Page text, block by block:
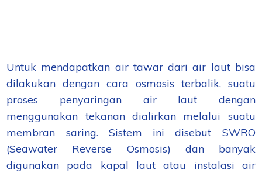
Untuk mendapatkan air tawar dari air laut bisa
dilakukan dengan cara osmosis terbalik, suatu
proses penyaringan air laut dengan
menggunakan tekanan dialirkan melalui suatu
membran saring. Sistem ini disebut SWRO
(Seawater Reverse Osmosis) dan banyak
digunakan pada kapal laut atau instalasi air